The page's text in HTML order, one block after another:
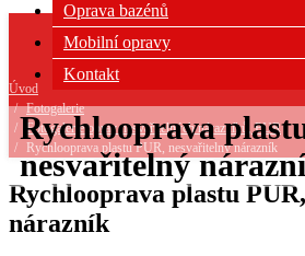
Oprava bazénů
Mobilní opravy
Kontakt
Rychlooprava
nesvařitelný
Úvod
Fotogalerie
Fotogalerie oprav nesvařitelných nárazníků, PUR
Rychlooprava plastu PUR, nesvařitelný nárazník
Rychlooprava plastu
nárazník